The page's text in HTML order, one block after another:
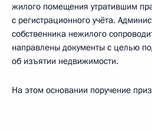
жилого помещения утратившим
с регистрационного учёта.
собственника нежилого
направлены документы с целью
об изъятии недвижимости.
На этом основании поручение